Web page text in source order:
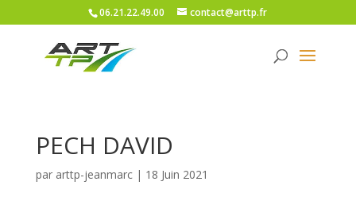
06.21.22.49.00 contact@arttp.fr
PECH DAVID
par arttp-jeanmarc| 18 Juin 2021